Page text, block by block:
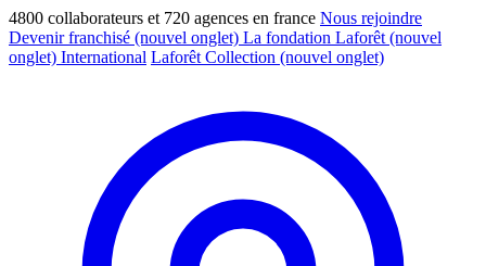
4800 collaborateurs et 720 agences en france Nous rejoindre
Devenir franchisé (nouvel onglet) La fondation Laforêt (nouvel
onglet) International Laforêt Collection (nouvel onglet)